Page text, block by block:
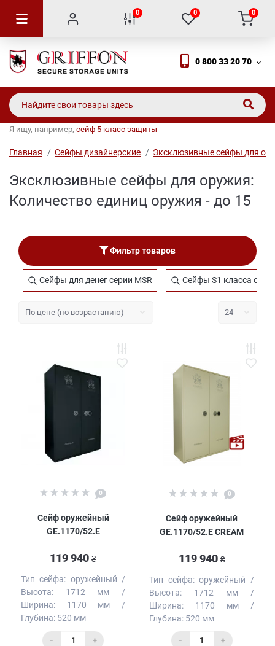
0 0 0
0 800 33 20 70
Я ищу, например, сейф 5 класс защиты
Главная Сейфы дизайнерские Эксклюзивные сейфы для
Эксклюзивные сейфы для оружия:
Количество единиц оружия - до 15
Фильтр товаров
Сейфы для денег серии MSR Сейфы S1 класса
0
Сейф оружейный
GE.1170/52.E
119 940 ₴
Тип сейфа: оружейный
Высота:
1712 мм
Ширина:
1170 мм
Глубина: 520 мм
- +
0
Сейф оружейный
GE.1170/52.E CREAM
119 940 ₴
Тип сейфа: оружейный
Высота:
1712 мм
Ширина:
1170 мм
Глубина: 520 мм
- +